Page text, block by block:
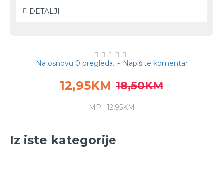
DETALJI
Na osnovu 0 pregleda. - Napišite komentar
12,95KM 18,50KM
MP : 12,95KM
Iz iste kategorije